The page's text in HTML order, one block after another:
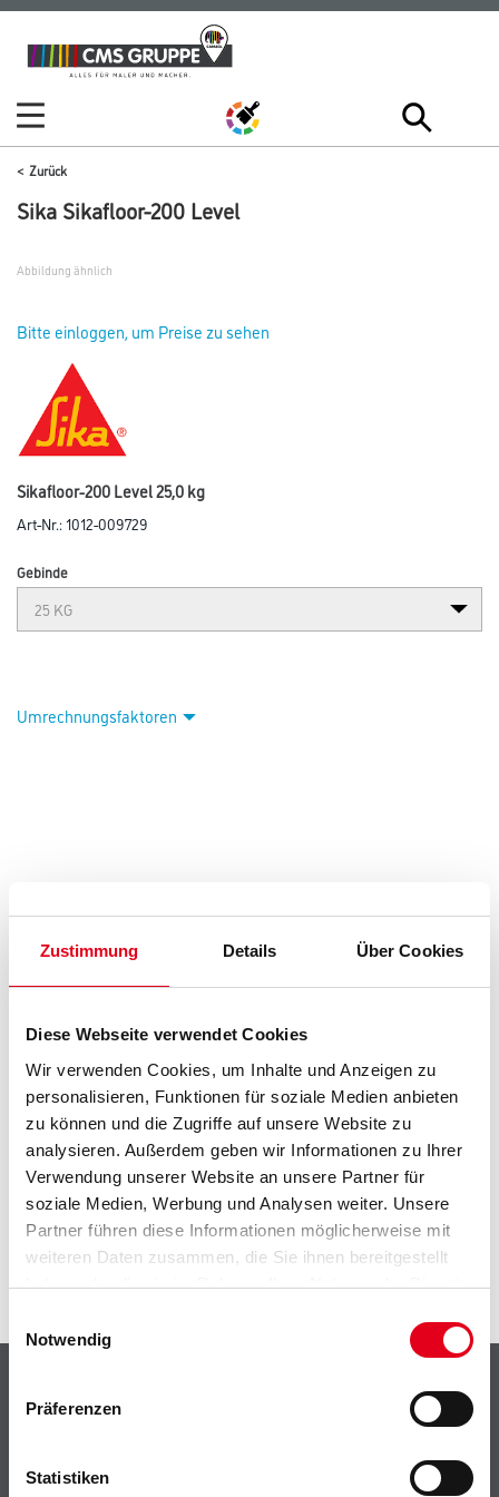
Zustimmung Details Über Cookies
Diese Webseite verwendet Cookies
Wir verwenden Cookies, um Inhalte und Anzeigen zu
personalisieren, Funktionen für soziale Medien anbieten
zu können und die Zugriffe auf unsere Website zu
analysieren. Außerdem geben wir Informationen zu Ihrer
Verwendung unserer Website an unsere Partner für
soziale Medien, Werbung und Analysen weiter. Unsere
Partner führen diese Informationen möglicherweise mit
weiteren Daten zusammen, die Sie ihnen bereitgestellt
haben oder die sie im Rahmen Ihrer Nutzung der Dienste
Notwendig
Präferenzen
Statistiken
Zum
Inhalt
Zum
Navigationsmenü
Zurück
Sika Sikafloor-200 Level
Abbildung ähnlich
Bitte einloggen, um Preise zu sehen
Sikafloor-200 Level 25,0 kg
Art-Nr.:1012-009729
Gebinde
Umrechnungsfaktoren
PRODUKTEIGENSCHAFTEN
Gefahr
ZUSATZINFOS
GEFAHRENHINWEISE
SPEZIFIKATIONEN
Farbe
Trockenbau